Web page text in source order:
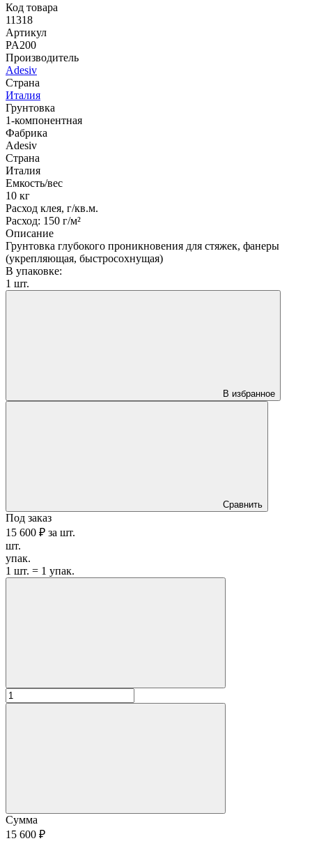
Код товара
11318
Артикул
PA200
Производитель
Adesiv
Страна
Италия
Грунтовка
1-компонентная
Фабрика
Adesiv
Страна
Италия
Емкость/вес
10 кг
Расход клея, г/кв.м.
Расход: 150 г/м²
Описание
Грунтовка глубокого проникновения для стяжек, фанеры
(укрепляющая, быстросохнущая)
В упаковке:
1 шт.
В избранное
Сравнить
Под заказ
15 600 ₽ за шт.
шт.
упак.
1 шт. = 1 упак.
Сумма
15 600 ₽